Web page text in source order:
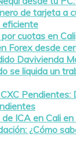
de tarjeta a
eficiente
cuotas en Cali
Forex desde
Davivienda
se liquida un
Pendientes:
ICA en Cali
¿Cómo